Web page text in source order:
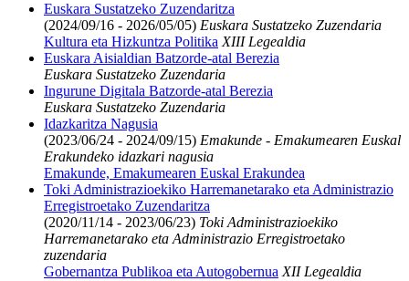
Euskara Sustatzeko Zuzendaritza
(2024/09/16 - 2026/05/05) Euskara Sustatzeko Zuzendaria
Kultura eta Hizkuntza Politika XIII Legealdia
Euskara Aisialdian Batzorde-atal Berezia
Euskara Sustatzeko Zuzendaria
Ingurune Digitala Batzorde-atal Berezia
Euskara Sustatzeko Zuzendaria
Idazkaritza Nagusia
(2023/06/24 - 2024/09/15) Emakunde - Emakumearen Euskal
Erakundeko idazkari nagusia
Emakunde, Emakumearen Euskal Erakundea
Toki Administrazioekiko Harremanetarako eta Administrazio
Erregistroetako Zuzendaritza
(2020/11/14 - 2023/06/23) Toki Administrazioekiko
Harremanetarako eta Administrazio Erregistroetako
zuzendaria
Gobernantza Publikoa eta Autogobernua XII Legealdia